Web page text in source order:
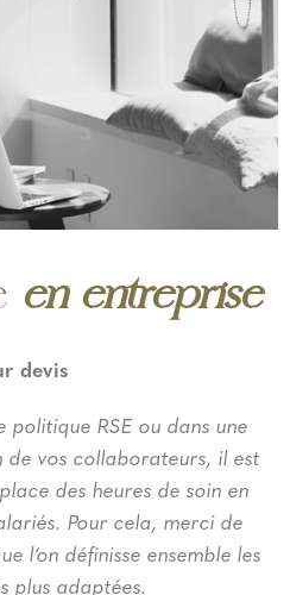
en entreprise
devis
RSE ou dans une
de vos collaborateurs, il est
des heures de soin en
Pour cela, merci de
l’on définisse ensemble les
plus adaptées.